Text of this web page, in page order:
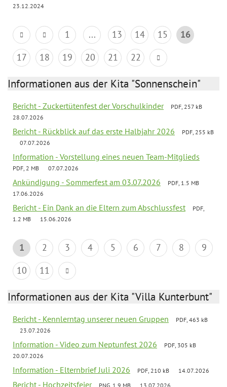
23.12.2024
1 ... 13 14 15
16
17
18 19 20 21 22
Informationen aus der Kita "Sonnenschein"
Bericht - Zuckertütenfest der Vorschulkinder
PDF, 257 kB
28.07.2026
Bericht - Rückblick auf das erste Halbjahr 2026
PDF, 255 kB
07.07.2026
Information - Vorstellung eines neuen Team-Mitglieds
PDF, 2 MB 07.07.2026
Ankündigung - Sommerfest am 03.07.2026
PDF, 1.5 MB
17.06.2026
Bericht - Ein Dank an die Eltern zum Abschlussfest
PDF,
1.2 MB
15.06.2026
1 2 3 4 5 6 7 8
9
10
11
Informationen aus der Kita "Villa Kunterbunt"
Bericht - Kennlerntag unserer neuen Gruppen
PDF, 463 kB
23.07.2026
Information - Video zum Neptunfest 2026
PDF, 305 kB
20.07.2026
Information - Elternbrief Juli 2026 PDF, 210 kB 14.07.2026
Bericht - Hochzeitsfeier PNG, 1.9 MB 13.07.2026